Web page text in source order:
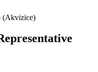
(Akvizice)